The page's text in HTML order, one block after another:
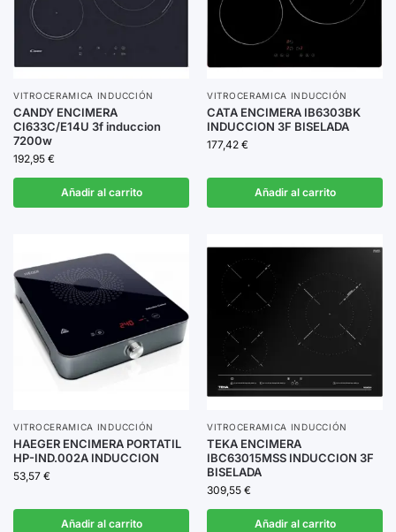
VITROCERAMICA INDUCCIÓN
CANDY ENCIMERA
CI633C/E14U 3f induccion
7200w
192,95 €
Añadir al carrito
VITROCERAMICA INDUCCIÓN
CATA ENCIMERA IB6303BK
INDUCCION 3F BISELADA
177,42 €
Añadir al carrito
VITROCERAMICA INDUCCIÓN
HAEGER ENCIMERA PORTATIL
HP-IND.002A INDUCCION
53,57 €
Añadir al carrito
VITROCERAMICA INDUCCIÓN
TEKA ENCIMERA
IBC63015MSS INDUCCION 3F
BISELADA
309,55 €
Añadir al carrito